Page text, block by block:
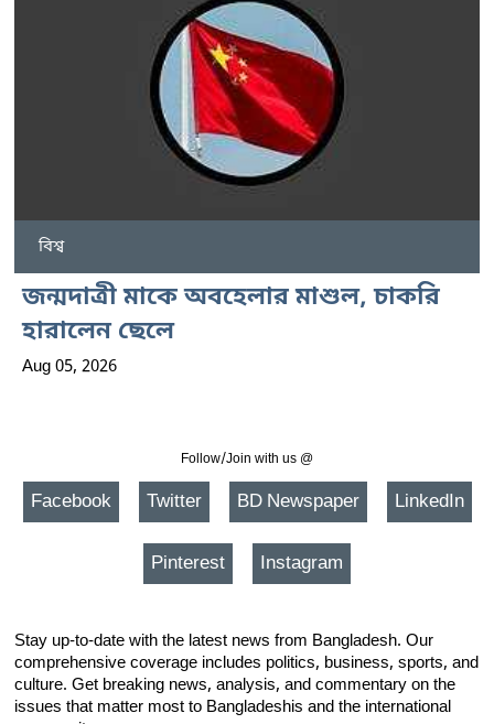
বিশ্ব
জন্মদাত্রী মাকে অবহেলার মাশুল, চাকরি
হারালেন ছেলে
Aug 05, 2026
Follow/Join with us @
Facebook Twitter BD Newspaper LinkedIn
Pinterest Instagram
Stay up-to-date with the latest news from Bangladesh. Our
comprehensive coverage includes politics, business, sports, and
culture. Get breaking news, analysis, and commentary on the
issues that matter most to Bangladeshis and the international